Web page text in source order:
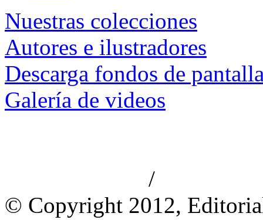
Nuestras colecciones
Autores e ilustradores
Descarga fondos de
Galería de videos
/
© Copyright 2012,